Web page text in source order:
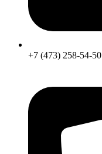
+7 (473) 258-54-50